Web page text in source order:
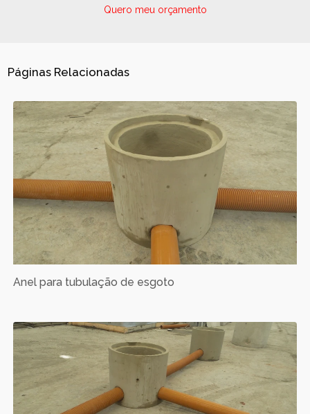
Quero meu orçamento
Páginas Relacionadas
Anel para tubulação de esgoto